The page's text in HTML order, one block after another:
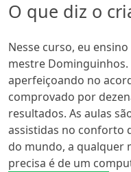
O que diz o
Nesse curso, eu
mestre Dominguinhos.
aperfeiçoando no
comprovado por
resultados. As aulas
assistidas no conforto
do mundo, a qualquer
precisa é de um